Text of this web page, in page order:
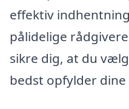
effektiv
pålidelige
sikre dig, at du
bedst opfylder